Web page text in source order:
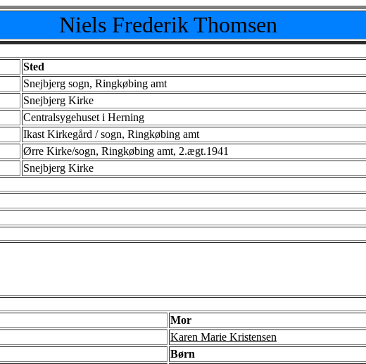
Niels Frederik Thomsen
Sted
Snejbjerg sogn, Ringkøbing amt
Snejbjerg Kirke
Centralsygehuset i Herning
Ikast Kirkegård / sogn, Ringkøbing amt
Ørre Kirke/sogn, Ringkøbing amt, 2.ægt.1941
Snejbjerg Kirke
Mor
Karen Marie Kristensen
Børn